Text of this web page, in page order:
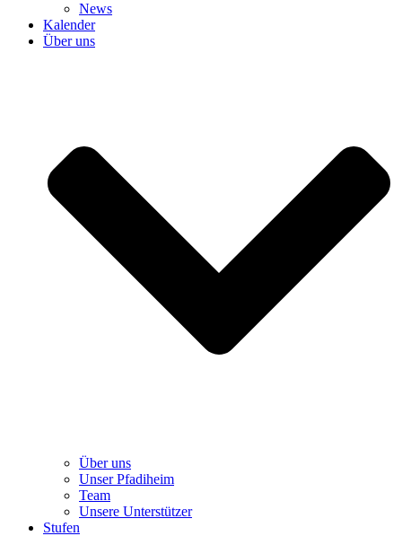
News
Kalender
Über uns
Über uns
Unser Pfadiheim
Team
Unsere Unterstützer
Stufen